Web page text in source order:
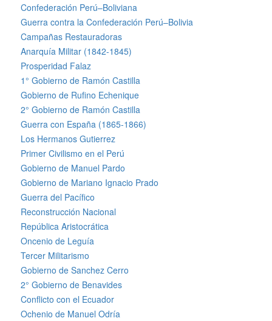
Confederación Perú–Boliviana
Guerra contra la Confederación Perú–Bolivia
Campañas Restauradoras
Anarquía Militar (1842-1845)
Prosperidad Falaz
1° Gobierno de Ramón Castilla
Gobierno de Rufino Echenique
2° Gobierno de Ramón Castilla
Guerra con España (1865-1866)
Los Hermanos Gutierrez
Primer Civilismo en el Perú
Gobierno de Manuel Pardo
Gobierno de Mariano Ignacio Prado
Guerra del Pacífico
Reconstrucción Nacional
República Aristocrática
Oncenio de Leguía
Tercer Militarismo
Gobierno de Sanchez Cerro
2° Gobierno de Benavides
Conflicto con el Ecuador
Ochenio de Manuel Odría